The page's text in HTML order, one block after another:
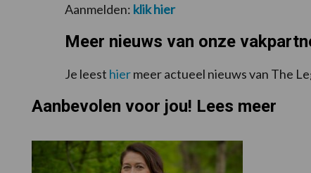
Aanmelden: klik hier
Meer nieuws van onze
Je leest hiermeer actueel nieuws van The
Aanbevolen voor jou! Lees meer